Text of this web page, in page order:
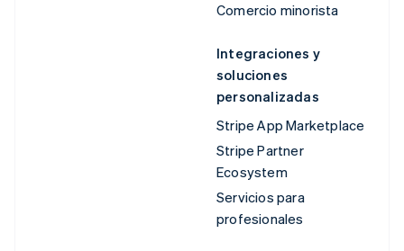
Comercio minorista
Integraciones y
soluciones
personalizadas
Stripe App Marketplace
Stripe Partner
Ecosystem
Servicios para
profesionales